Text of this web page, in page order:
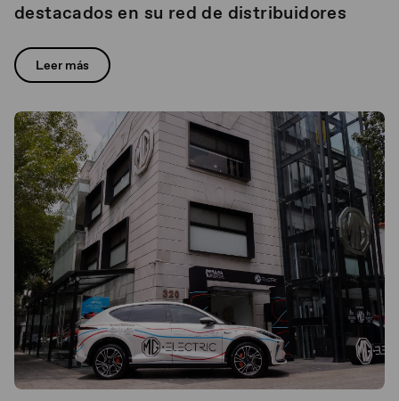
destacados en su red de distribuidores
Leer más